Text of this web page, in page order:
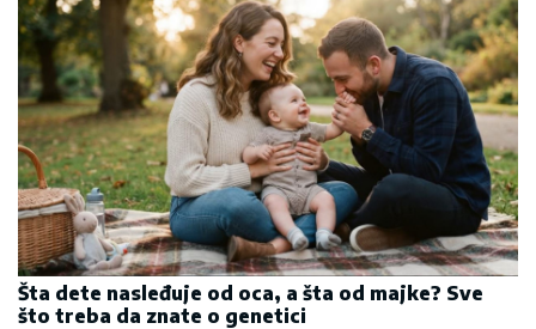
Šta dete nasleđuje od oca, a šta od majke? Sve
što treba da znate o genetici